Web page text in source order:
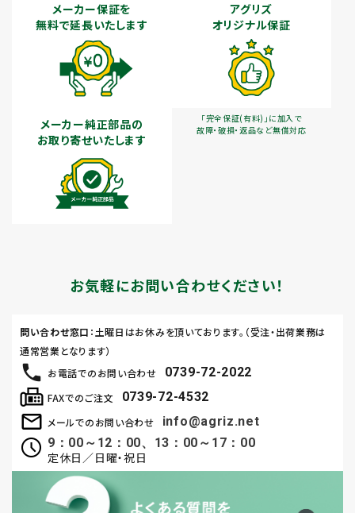
メーカー保証を
無料で延長いたします
アグリズ
オリジナル保証
「完全保証(有料)」に加入で
故障・破損・返品など無償対応
メーカー純正部品の
お取り寄せいたします
お気軽にお問い合わせください！
お電話でのお問い合わせ 0739-72-2022
メールでのお問い合わせ
info@agriz.net
9：00～12：00、13：00～17：00
定休日／日曜・祝日
FAXでのご注文 0739-72-4532
問い合わせ窓口 ：土曜日はお休みを頂いております。（受注・出荷業務は
通常営業となります）